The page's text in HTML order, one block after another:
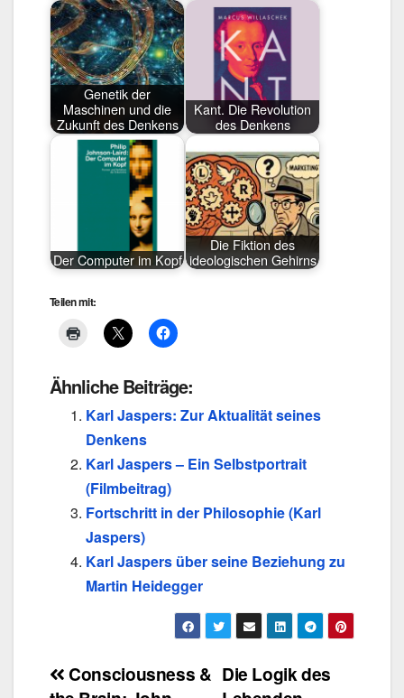
Genetik der
Maschinen und die
Zukunft des Denkens
Kant. Die Revolution
des Denkens
Der Computer im Kopf
Die Fiktion des
ideologischen Gehirns
Teilen mit:
Ähnliche Beiträge:
Karl Jaspers: Zur Aktualität seines
Denkens
Karl Jaspers – Ein Selbstportrait
(Filmbeitrag)
Fortschritt in der Philosophie (Karl
Jaspers)
Karl Jaspers über seine Beziehung zu
Martin Heidegger
Beitragsnavigation
Die Logik des
Consciousness &